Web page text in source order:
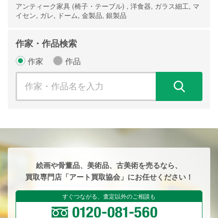
アンティーク家具 (椅子・テーブル) , 洋食器, ガラス細工, マ
イセン, ガレ, ドーム, 金製品, 銀製品
作家・作品検索
作家 作品
絵画や骨董品、美術品、古美術を売るなら、
買取専門店「アート買取協会」にお任せください！
すぐつながる、査定以外のご相談も